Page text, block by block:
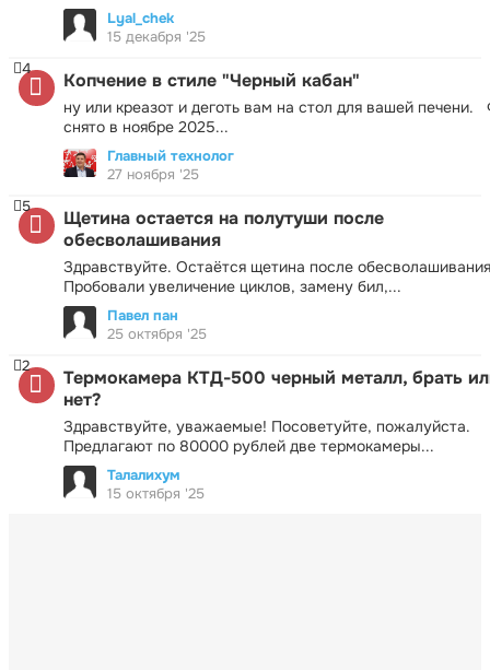
Lyal_chek
15 декабря '25
Копчение в стиле "Черный кабан"
ну или креазот и деготь вам на стол для вашей печени.
снято в ноябре 2025...
4
Главный технолог
27 ноября '25
Щетина остается на полутуши после
обесволашивания
Здравствуйте. Остаётся щетина после
Пробовали увеличение циклов, замену бил,...
5
Павел пан
25 октября '25
Термокамера КТД-500 черный металл, брать
нет?
Здравствуйте, уважаемые! Посоветуйте, пожалуйста.
Предлагают по 80000 рублей две термокамеры...
2
Талалихум
15 октября '25